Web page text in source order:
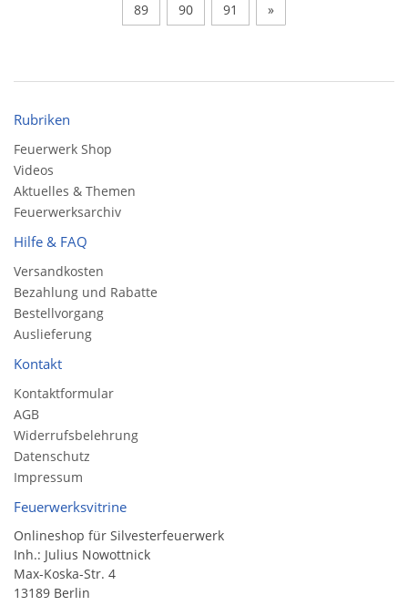
89 90 91 »
Rubriken
Feuerwerk Shop
Videos
Aktuelles & Themen
Feuerwerksarchiv
Hilfe & FAQ
Versandkosten
Bezahlung und Rabatte
Bestellvorgang
Auslieferung
Kontakt
Kontaktformular
AGB
Widerrufsbelehrung
Datenschutz
Impressum
Feuerwerksvitrine
Onlineshop für Silvesterfeuerwerk
Inh.: Julius Nowottnick
Max-Koska-Str. 4
13189 Berlin